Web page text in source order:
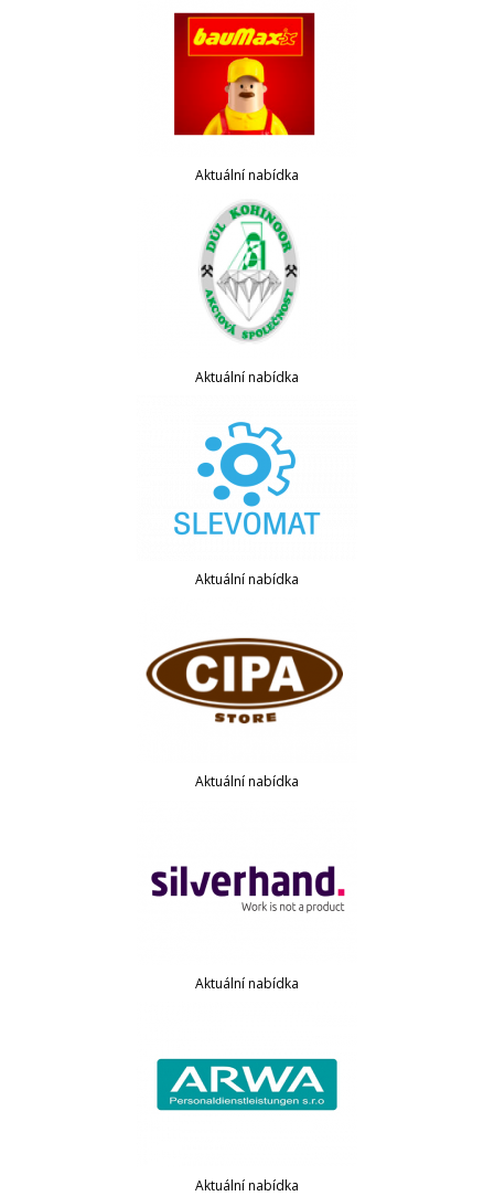
Aktuální nabídka
Aktuální nabídka
Aktuální nabídka
Aktuální nabídka
Aktuální nabídka
Aktuální nabídka